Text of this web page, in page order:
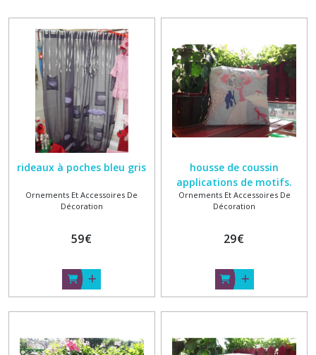
rideaux à poches bleu gris
Ornements Et Accessoires De
Décoration
59€
housse de coussin
applications de motifs.
Coton Bleu serie 2
Ornements Et Accessoires De
Décoration
29€